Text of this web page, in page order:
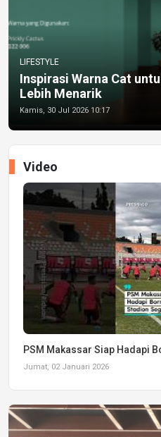
LIFESTYLE
Inspirasi Warna Cat
Lebih Menarik
Kamis, 30 Jul 2026 10:17
Video
PSM Makassar Siap Hadapi
Jumat, 02 Januari 2026